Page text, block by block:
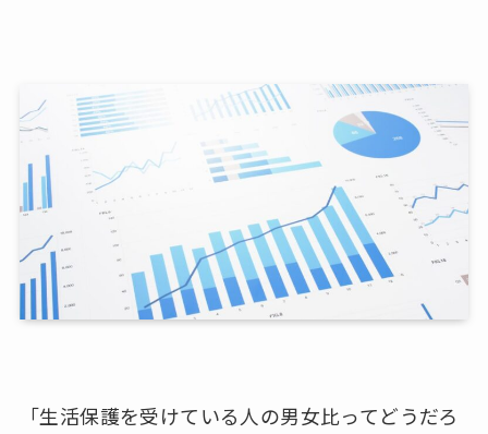
「生活保護を受けている人の男女比ってどうだろ